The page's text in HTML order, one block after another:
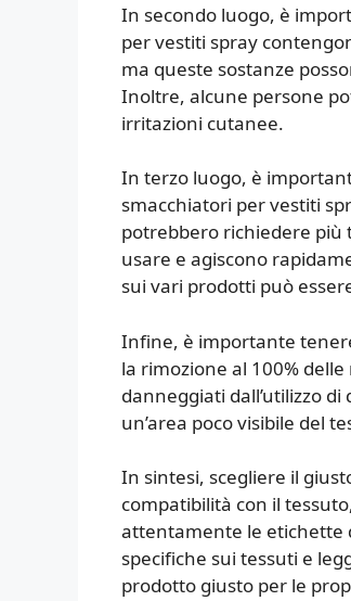
In secondo luogo, è
per vestiti spray
ma queste sostanze
Inoltre, alcune persone
irritazioni cutanee.
In terzo luogo, è
smacchiatori per vestiti
potrebbero richiedere più
usare e agiscono
sui vari prodotti può
Infine, è importante
la rimozione al 100%
danneggiati dall’utilizzo
un’area poco visibile del
In sintesi, scegliere il
compatibilità con il
attentamente le etichette
specifiche sui tessuti e
prodotto giusto per le